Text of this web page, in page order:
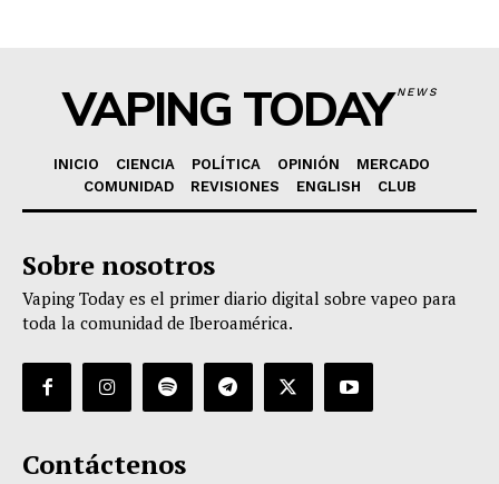
VAPING TODAYNEWS
INICIO CIENCIA POLÍTICA OPINIÓN
MERCADO
COMUNIDAD
REVISIONES ENGLISH CLUB
Sobre nosotros
Vaping Today es el primer diario digital sobre vapeo para
toda la comunidad de Iberoamérica.
Contáctenos